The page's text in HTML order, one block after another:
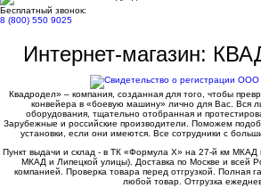
Бесплатный звонок:
8 (800) 550 9025
Интернет-магазин:
Квадродел» – компания, созданная для того, чтобы
конвейера в «боевую машину» лично для Вас. Вся
оборудования, тщательно отобранная и
Зарубежные и российские производители. Поможем
установки, если они имеются. Все сотрудники с
Пункт выдачи и склад - в ТК «Формула X» на 27-й км МКАД
МКАД и Липецкой улицы). Доставка по Москве и всей
компанией. Проверка товара перед отгрузкой. Полная
любой товар. Отгрузка